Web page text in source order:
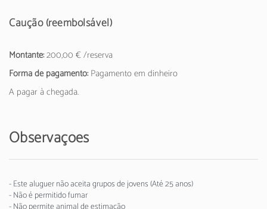
Caução (reembolsável)
Montante:200,00 € /reserva
Forma de pagamento:Pagamento em dinheiro
A pagar à chegada.
Observações
- Este aluguer não aceita grupos de jovens (Até 25 anos)
- Não é permitido fumar